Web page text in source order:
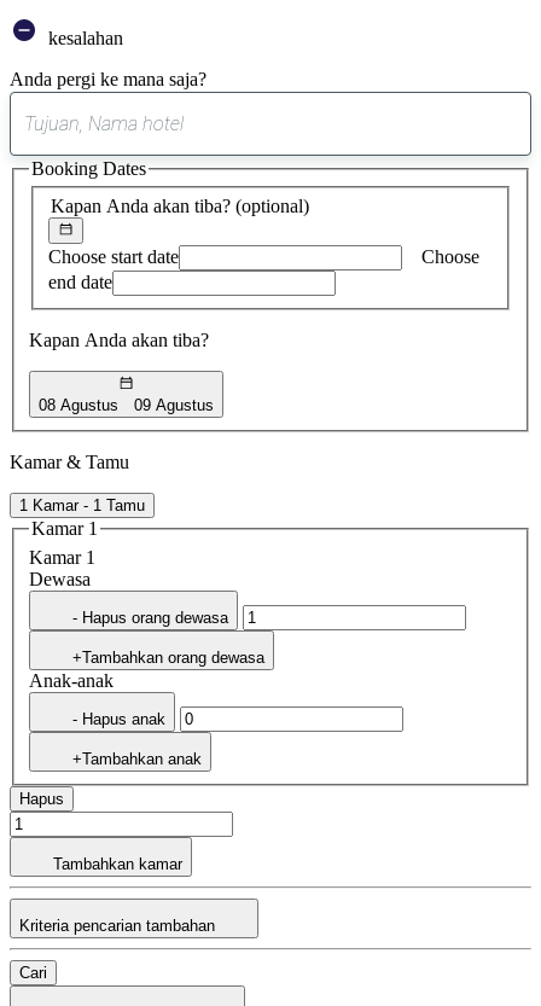
kesalahan
Anda pergi ke mana saja?
saran
ditemukan
Kapan Anda akan tiba? (optional)
Choose start date
Choose
end date
Kapan Anda akan tiba?
08 Agustus 09 Agustus
Booking Dates
Kamar & Tamu
1 Kamar - 1 Tamu
Kamar 1
Kamar 1
Dewasa
- Hapus orang dewasa
+Tambahkan orang dewasa
Anak-anak
- Hapus anak
+Tambahkan anak
Hapus
Tambahkan kamar
Kriteria pencarian tambahan
Cari